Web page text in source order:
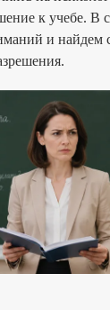
к учебе. В
и найдем